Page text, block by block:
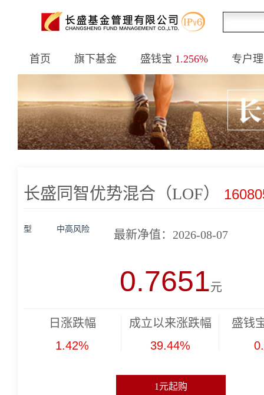
首页 旗下基金 盛钱宝 1.256% 专户
长盛同智优势混合（LOF）
型 中高风险 最新净值：2026-08-07
0.7651元
日涨跌幅
1.42%
成立以来涨跌幅
39.44%
盛钱
1元起购